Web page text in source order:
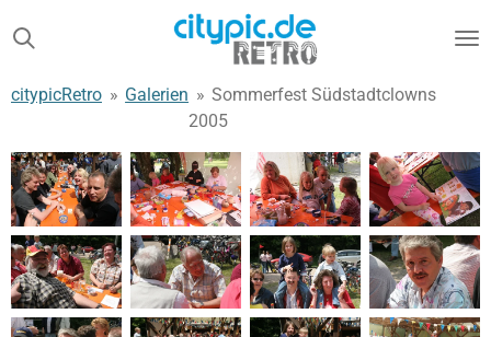
Zum
Hauptinhalt
citypicRetro » Galerien » Sommerfest Südstadtclowns
2005